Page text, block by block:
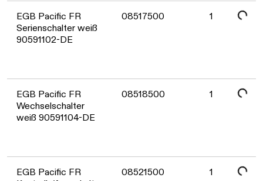
EGB Pacific FR
Serienschalter weiß
90591102-DE
08517500 1
Daten werden geladen. Bitte warten...
EGB Pacific FR
Wechselschalter
weiß 90591104-DE
08518500 1
Daten werden geladen. Bitte warten...
EGB Pacific FR
08521500 1